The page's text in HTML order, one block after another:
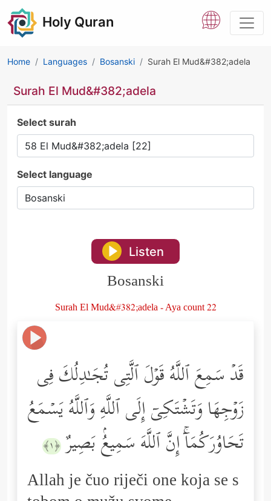
Holy Quran
Home Languages Bosanski Surah El Mud&#382;adela
Surah El Mud&#382;adela
Select surah
Select language
Listen
Bosanski
Surah El Mud&#382;adela - Aya count 22
قَدۡ سَمِعَ ٱللَّهُ قَوۡلَ ٱلَّتِی تُجَـٰدِلُكَ فِی
زَوۡجِهَا وَتَشۡتَكِیۤ إِلَى ٱللَّهِ وَٱللَّهُ یَسۡمَعُ
تَحَاوُرَكُمَاۤۚ إِنَّ ٱللَّهَ سَمِیعُۢ بَصِیرٌ ﴿١﴾
Allah je čuo riječi one koja se s